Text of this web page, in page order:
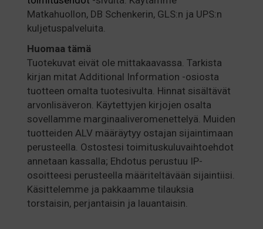
Matkahuollon, DB Schenkerin, GLS:n ja UPS:n
kuljetuspalveluita.
Huomaa tämä
Tuotekuvat eivät ole mittakaavassa. Tarkista
kirjan mitat Additional Information -osiosta
tuotteen omalta tuotesivulta. Hinnat sisältävät
arvonlisäveron. Käytettyjen kirjojen osalta
sovellamme marginaaliveromenettelyä. Muiden
tuotteiden ALV määräytyy ostajan sijaintimaan
perusteella. Ostostesi toimituskuluvaihtoehdot
annetaan kassalla; Ehdotus perustuu IP-
osoitteesi perusteella määriteltävään sijaintiisi.
Käsittelemme ja pakkaamme tilauksia
torstaisin, perjantaisin ja lauantaisin.